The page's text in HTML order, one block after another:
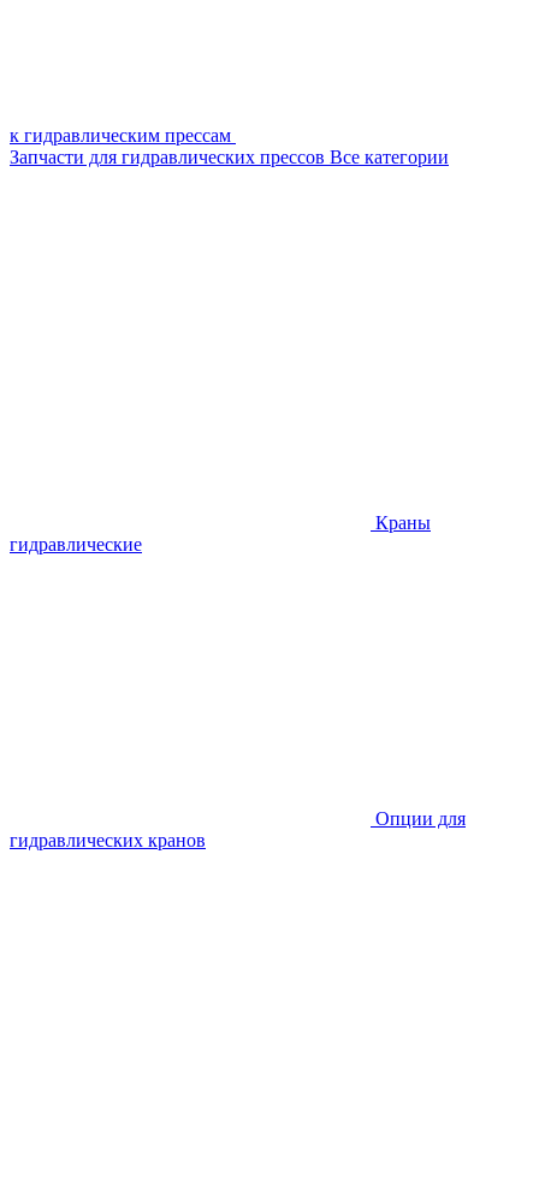
к гидравлическим прессам
Запчасти для гидравлических прессов Все категории
Краны
гидравлические
Опции для
гидравлических кранов